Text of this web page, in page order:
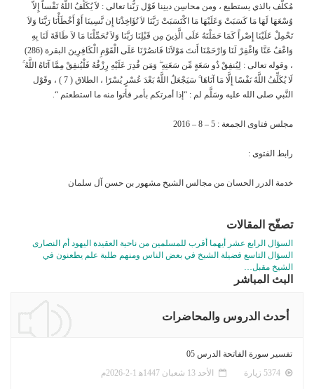
مُكلَّف بالذي يستطيع ، ومن محاسِن دينِنا قَوْل رَبُّنا تعالى : لاَ يُكَلِّفُ اللّهُ نَفْساً إِلاَّ
وُسْعَهَا لَهَا مَا كَسَبَتْ وَعَلَيْهَا مَا اكْتَسَبَتْ رَبَّنَا لاَ تُؤَاخِذْنَا إِن نَّسِينَا أَوْ أَخْطَأْنَا رَبَّنَا وَلاَ
تَحْمِلْ عَلَيْنَا إِصْراً كَمَا حَمَلْتَهُ عَلَى الَّذِينَ مِن قَبْلِنَا رَبَّنَا وَلاَ تُحَمِّلْنَا مَا لاَ طَاقَةَ لَنَا بِهِ
وَاعْفُ عَنَّا وَاغْفِرْ لَنَا وَارْحَمْنَا أَنتَ مَوْلاَنَا فَانصُرْنَا عَلَى الْقَوْمِ الْكَافِرِينَ البقرة (286)
، وقوله تعالى : لِيُنفِقْ ذُو سَعَةٍ مِّن سَعَتِهِ ۖ وَمَن قُدِرَ عَلَيْهِ رِزْقُهُ فَلْيُنفِقْ مِمَّا آتَاهُ اللَّهُ ۚ
لَا يُكَلِّفُ اللَّهُ نَفْسًا إِلَّا مَا آتَاهَا ۚ سَيَجْعَلُ اللَّهُ بَعْدَ عُسْرٍ يُسْرًا ، الطلاق ( 7 ) ، وقَوْل
النَّبي صلى الله عليه وسَلَّم لم : “إذا أمرتكم بأمر فأتوا منه ما استطعتم “.
مجلس فتاوى الجمعة : 5 – 8 – 2016
رابط الفتوى :
خدمة الدرر الحسان من مجالس الشيخ مشهور بن حسن آل سلمان
تصفّح المقالات
السؤال الرابع عشر أيهما أقرب للمسلمين من ناحية العقيدة اليهود أم النصارى
السؤال التاسع فضيلة الشيخ في بعض الناس ومنهم طلبة علم يطعنون في
الشيخ مقبل…
البث المباشر
أحدث الدروس والمحاضرات
تفسير سورة الفاتحة الدرس 05
الأحد 13 شعبان 1447ﻫ 1-2-2026م